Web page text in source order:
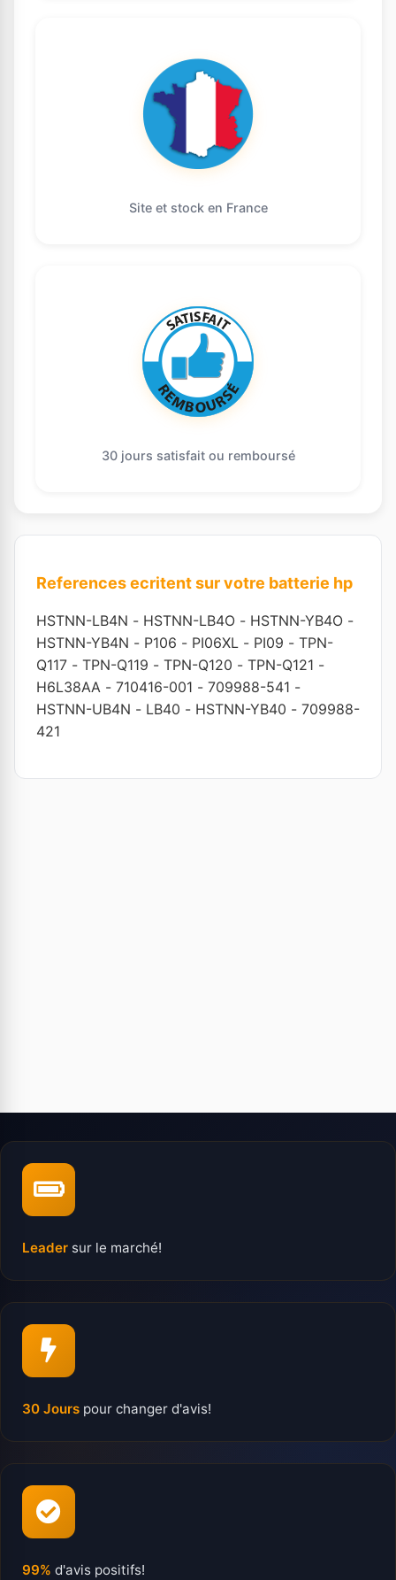
Site et stock en France
30 jours satisfait ou remboursé
References ecritent sur votre batterie hp
HSTNN-LB4N - HSTNN-LB4O - HSTNN-YB4O -
HSTNN-YB4N - P106 - PI06XL - PI09 - TPN-
Q117 - TPN-Q119 - TPN-Q120 - TPN-Q121 -
H6L38AA - 710416-001 - 709988-541 -
HSTNN-UB4N - LB40 - HSTNN-YB40 - 709988-
421
Leader sur le marché!
30 Jours pour changer d'avis!
99% d'avis positifs!